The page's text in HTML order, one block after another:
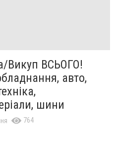
Викуп ВСЬОГО!
авто,
шини
764